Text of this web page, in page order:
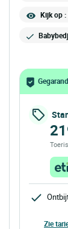
Kijk op :
Zie